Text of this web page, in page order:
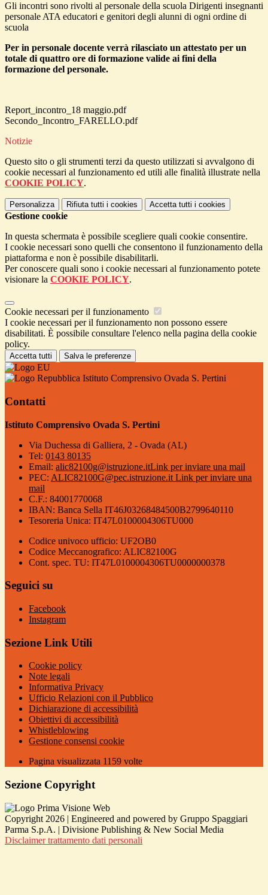
Gli incontri sono rivolti al personale della scuola Dirigenti insegnanti
personale ATA educatori e genitori degli alunni di ogni ordine di
scuola
Per in personale docente verrà rilasciato un attestato per un
totale di quattro ore di formazione valide ai fini della
formazione del personale.
Report_incontro_18 maggio.pdf
Secondo_Incontro_FARELLO.pdf
Notizie
Questo sito o gli strumenti terzi da questo utilizzati si avvalgono di
cookie necessari al funzionamento ed utili alle finalità illustrate nella
COOKIE POLICY.
Personalizza Rifiuta tutti i cookies Accetta tutti i cookies
Gestione cookie
In questa schermata è possibile scegliere quali cookie consentire.
I cookie necessari sono quelli che consentono il funzionamento della
piattaforma e non è possibile disabilitarli.
Per conoscere quali sono i cookie necessari al funzionamento potete
visionare la COOKIE POLICY.
Cookie necessari per il funzionamento
I cookie necessari per il funzionamento non possono essere
disabilitati. È possibile consultare l'elenco nella pagina della cookie
policy.
Accetta tutti Salva le preferenze
Istituto Comprensivo Ovada S. Pertini
Contatti
Istituto Comprensivo Ovada S. Pertini
Via Duchessa di Galliera, 2 - Ovada (AL)
Tel: 0143 80135
Email: alic82100g@istruzione.itLink per inviare una mail
PEC: ALIC82100G@pec.istruzione.it Link per inviare una
mail
C.F.: 84001770068
IBAN: Banca Sella IT46J03268484500B2799640110
Tesoreria Unica: IT47L0100004306TU000
Codice univoco ufficio: UF2OB0
Codice Meccanografico: ALIC82100G
Cont. spec. TU: IT47L0100004306TU0000000378
Seguici su
Facebook
Instagram
Sezione Link Utili
Cookie policy
Note legali
Informativa Privacy
Ufficio Relazioni con il Pubblico
Dichiarazione di accessibilità
Obiettivi di accessibilità
Whistleblowing
Gestione consensi cookie
Pagina visualizzata 1159 volte
Sezione Copyright
Copyright 2026 | Engineered and powered by Gruppo Spaggiari
Parma S.p.A. | Divisione Publishing & New Social Media
Disclaimer trattamento dati personali